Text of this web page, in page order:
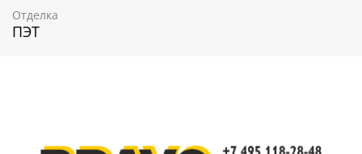
Отделка
ПЭТ